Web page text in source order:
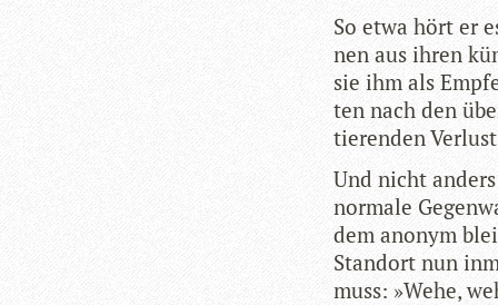
So etwa hört er
nen aus ihren
sie ihm als
ten nach den
tie­ren­den
Und nicht
nor­male
dem anonym
Stand­ort nun
muss: »Wehe,